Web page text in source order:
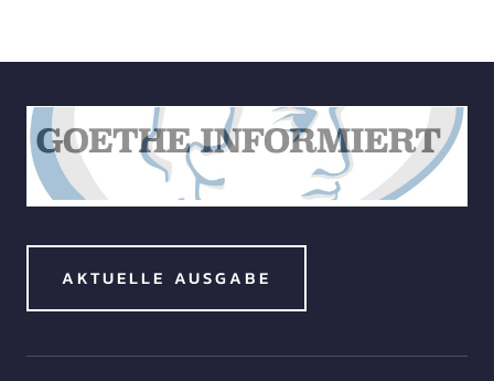
AKTUELLE AUSGABE